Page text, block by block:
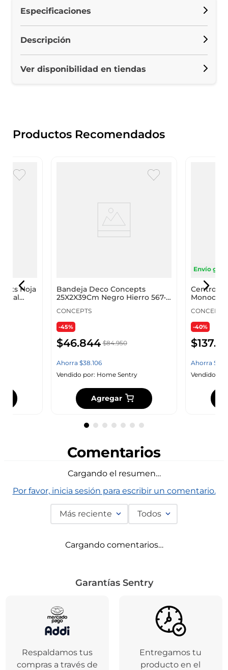
Especificaciones
Descripción
Ver disponibilidad en tiendas
Productos Recomendados
Hoja
Bandeja Deco Concepts
25X2X39Cm Negro Hierro 567-
CONCEPTS
-45%
$46.844 $84.950
Ahorra $38.106
Vendido por: Home Sentry
Agregar
Envío
Centro
CONCEPTS
-40%
$137.
Ahorra$
Vendido
Comentarios
Cargando el resumen…
Por favor, inicia sesión para escribir un comentario.
Más reciente Todos
Cargando comentarios…
Garantías Sentry
Respaldamos tus
compras a través de
Entregamos tu
producto en el